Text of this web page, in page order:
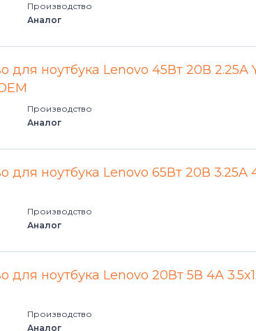
Производство
Аналог
для ноутбука Lenovo 45Вт 20В 2.25A
Производство
Аналог
для ноутбука Lenovo 65Вт 20В 3.25A
Производство
Аналог
для ноутбука Lenovo 20Вт 5В 4A
Производство
Аналог